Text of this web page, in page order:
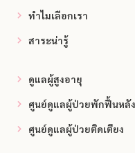
ทำไมเลือกเรา
สาระน่ารู้
ดูแลผู้สูงอายุ
ศูนย์ดูแลผู้ป่วยพักฟื้นหลั
ศูนย์ดูแลผู้ป่วยติดเตียง